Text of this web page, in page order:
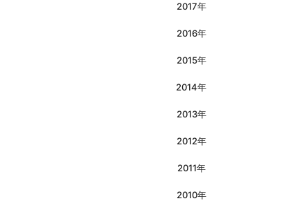
2017年
2016年
2015年
2014年
2013年
2012年
2011年
2010年